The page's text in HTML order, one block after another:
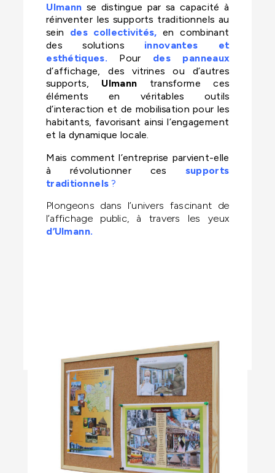
Ulmann se distingue par sa capacité à
réinventer les supports traditionnels au
sein des collectivités, en combinant
des solutionsinnovantes et
esthétiques. Pour des panneaux
d’affichage, des vitrines ou d’autres
supports, Ulmann transforme ces
éléments en véritables outils
d’interaction et de mobilisation pour les
habitants, favorisant ainsi l’engagement
et la dynamique locale.
Mais comment l’entreprise parvient-elle
à révolutionner ces supports
traditionnels?
Plongeons dans l’univers fascinant de
l’affichage public, à travers les yeux
d’Ulmann.